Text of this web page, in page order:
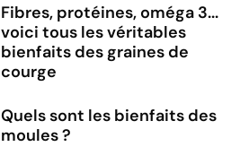
Fibres, protéines, oméga 3...
voici tous les véritables
bienfaits des graines de
courge
Quels sont les bienfaits des
moules ?